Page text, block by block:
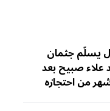
يسلّم جثمان
علاء صبيح بعد
من احتجازه